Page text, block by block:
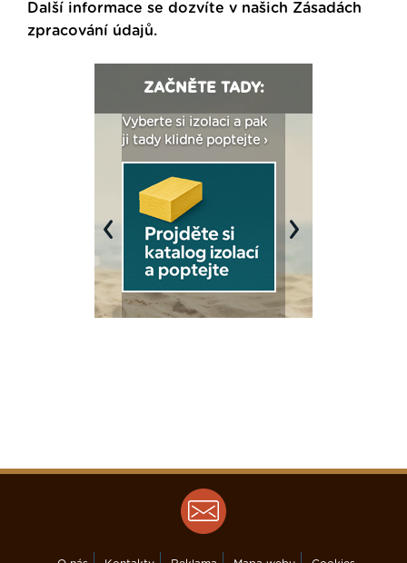
Další informace se dozvíte v našich Zásadách
zpracování údajů.
ZAČNĚTE TADY:
Vyberte si izolaci a pak
ji tady klidně poptejte ›
Previous Next